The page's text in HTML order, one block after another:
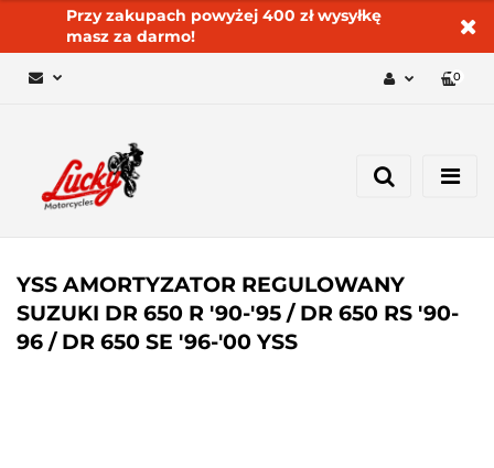
Przy zakupach powyżej 400 zł wysyłkę
masz za darmo!
Dodaj zgłoszenie
0
YSS AMORTYZATOR REGULOWANY
SUZUKI DR 650 R '90-'95 / DR 650 RS '90-
96 / DR 650 SE '96-'00 YSS